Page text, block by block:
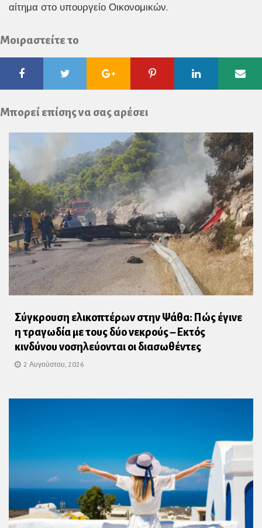
αίτημα στο υπουργείο Οικονομικών.
Μοιραστείτε το
FacebookTwitter Google
Plus
Pinterest Linkedin
Μπορεί επίσης να σας αρέσει
Σύγκρουση ελικοπτέρων στην Ψάθα: Πώς έγινε
η τραγωδία με τους δύο νεκρούς – Εκτός
κινδύνου νοσηλεύονται οι διασωθέντες
2 Αυγούστου, 2026